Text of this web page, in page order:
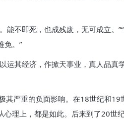
不即死，也成残废，无可成立。
免。”
运其经济，作掀天事业，真人品真
其严重的负面影响。在18世纪和19
理上，都是如此。后来到了20世